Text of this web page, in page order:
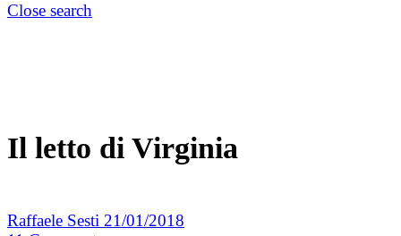
Close search
Il letto di Virginia
Raffaele Sesti 21/01/2018